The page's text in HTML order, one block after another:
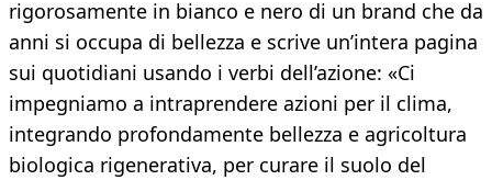
rigorosamente in bianco e nero di un brand che da
anni si occupa di bellezza e scrive un’intera pagina
sui quotidiani usando i verbi dell’azione: «Ci
impegniamo a intraprendere azioni per il clima,
integrando profondamente bellezza e agricoltura
biologica rigenerativa, per curare il suolo del